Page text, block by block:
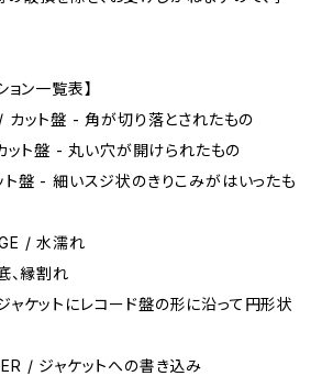
ョン一覧表】
ット盤 - 角が切り落とされたもの
ット盤 - 丸い穴が開けられたもの
盤 - 細いスジ状のきりこみがはいったも
/ 水濡れ
、縁割れ
ケットにレコード盤の形に沿って円形状
/ ジャケットへの書き込み